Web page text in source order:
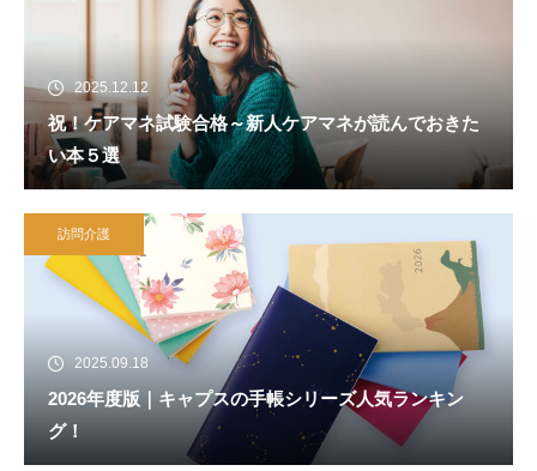
2025.12.12
祝！ケアマネ試験合格～新人ケアマネが読んでおきた
い本５選
訪問介護
2025.09.18
2026年度版｜キャプスの手帳シリーズ人気ランキン
グ！